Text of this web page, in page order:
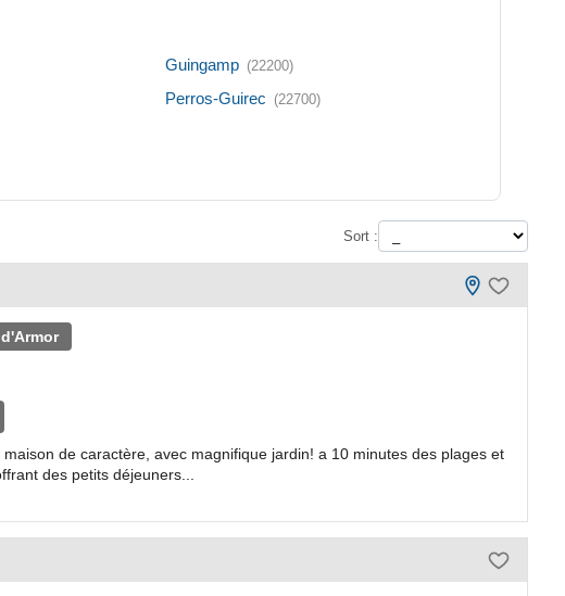
Guingamp (22200)
Perros-Guirec (22700)
Sort :
de caractère, avec magnifique jardin! a 10 minutes des plages et
des petits déjeuners...